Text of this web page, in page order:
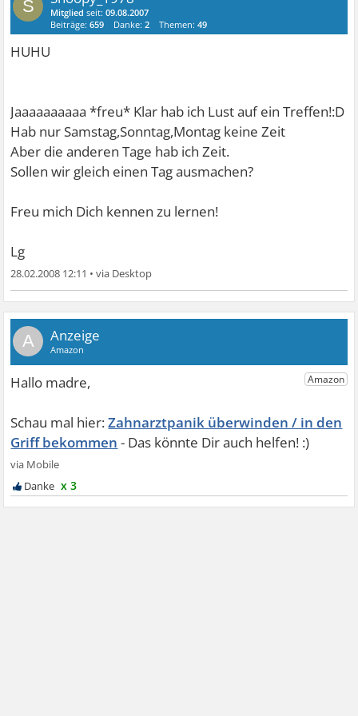
S Mitglied seit:09.08.2007
Beiträge:659 Danke:2 Themen:49
HUHU
Jaaaaaaaaaa *freu* Klar hab ich Lust auf ein Treffen!:D
Hab nur Samstag,Sonntag,Montag keine Zeit
Aber die anderen Tage hab ich Zeit.
Sollen wir gleich einen Tag ausmachen?
Freu mich Dich kennen zu lernen!
Lg
28.02.2008 12:11 •
A
Zahnarztpanik überwinden / in den
Griff bekommen
x 3